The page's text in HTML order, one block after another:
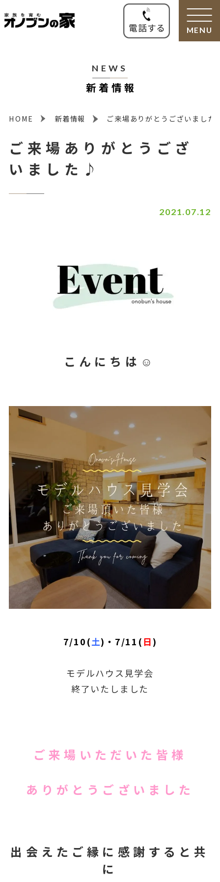
MENU
NEWS
新着情報
HOME 新着情報 ご来場ありがとうございまし
ご来場ありがとうござ
いました♪
2021.07.12
こんにちは☺
7/10(土)・7/11(日)
モデルハウス見学会
終了いたしました
ご来場いただいた皆様
ありがとうございました
出会えたご縁に感謝すると共
に